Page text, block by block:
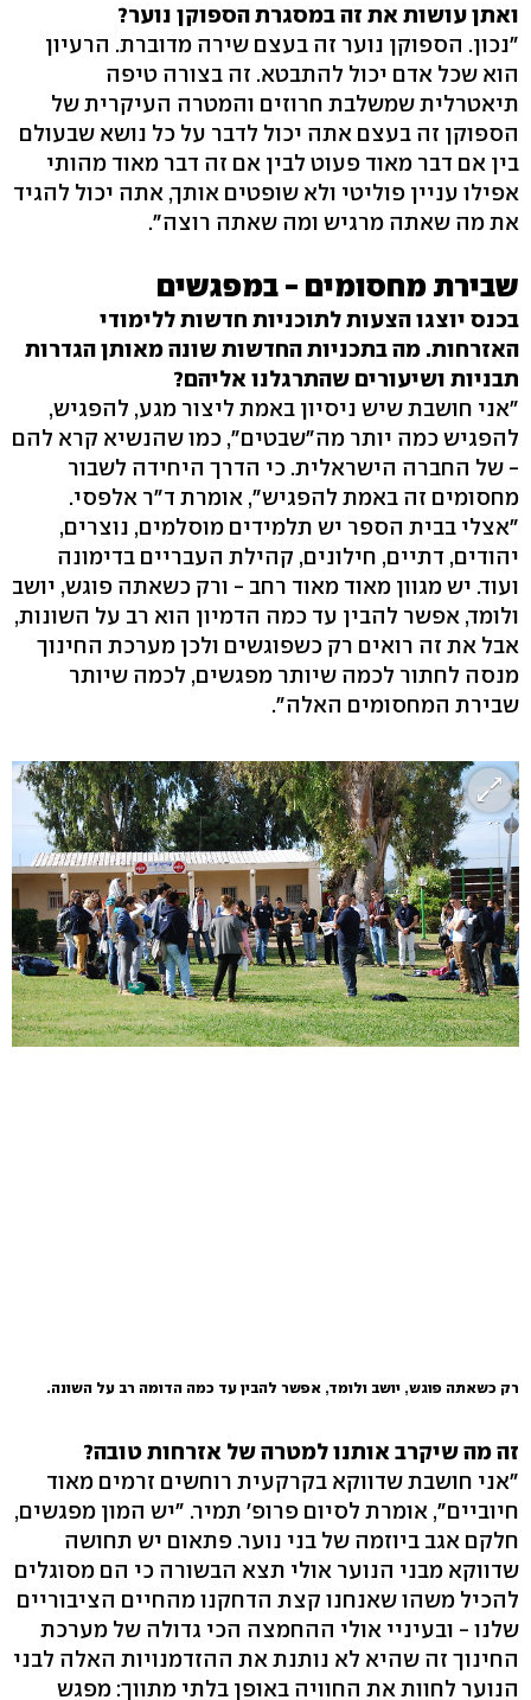
ואתן עושות את זה במסגרת הספוקן נוער?
"נכון. הספוקן נוער זה בעצם שירה מדוברת. הרעיון
הוא שכל אדם יכול להתבטא. זה בצורה טיפה
תיאטרלית שמשלבת חרוזים והמטרה העיקרית של
הספוקן זה בעצם אתה יכול לדבר על כל נושא שבעולם
בין אם דבר מאוד פעוט לבין אם זה דבר מאוד מהותי
אפילו עניין פוליטי ולא שופטים אותך, אתה יכול להגיד
את מה שאתה מרגיש ומה שאתה רוצה".
שבירת מחסומים - במפגשים
בכנס יוצגו הצעות לתוכניות חדשות ללימודי
האזרחות. מה בתכניות החדשות שונה מאותן הגדרות
תבניות ושיעורים שהתרגלנו אליהם?
"אני חושבת שיש ניסיון באמת ליצור מגע, להפגיש,
להפגיש כמה יותר מה"שבטים", כמו שהנשיא קרא להם
- של החברה הישראלית. כי הדרך היחידה לשבור
מחסומים זה באמת להפגיש", אומרת ד"ר אלפסי.
"אצלי בבית הספר יש תלמידים מוסלמים, נוצרים,
יהודים, דתיים, חילונים, קהילת העבריים בדימונה
ועוד. יש מגוון מאוד מאוד רחב - ורק כשאתה פוגש, יושב
ולומד, אפשר להבין עד כמה הדמיון הוא רב על השונות,
אבל את זה רואים רק כשפוגשים ולכן מערכת החינוך
מנסה לחתור לכמה שיותר מפגשים, לכמה שיותר
שבירת המחסומים האלה".
רק כשאתה פוגש, יושב ולומד, אפשר להבין עד כמה הדומה רב על השונה.
זה מה שיקרב אותנו למטרה של אזרחות טובה?
"אני חושבת שדווקא בקרקעית רוחשים זרמים מאוד
חיוביים", אומרת לסיום פרופ' תמיר. "יש המון מפגשים,
חלקם אגב ביוזמה של בני נוער. פתאום יש תחושה
שדווקא מבני הנוער אולי תצא הבשורה כי הם מסוגלים
להכיל משהו שאנחנו קצת הדחקנו מהחיים הציבוריים
שלנו - ובעיניי אולי ההחמצה הכי גדולה של מערכת
החינוך זה שהיא לא נותנת את ההזדמנויות האלה לבני
הנוער לחוות את החוויה באופן בלתי מתווך: מפגש